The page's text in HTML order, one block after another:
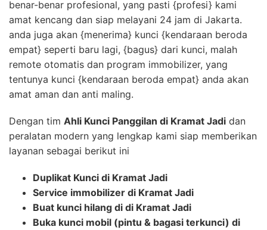
benar-benar profesional, yang pasti {profesi} kami
amat kencang dan siap melayani 24 jam di Jakarta.
anda juga akan {menerima} kunci {kendaraan beroda
empat} seperti baru lagi, {bagus} dari kunci, malah
remote otomatis dan program immobilizer, yang
tentunya kunci {kendaraan beroda empat} anda akan
amat aman dan anti maling.
Dengan tim Ahli Kunci Panggilan di Kramat Jadi dan
peralatan modern yang lengkap kami siap memberikan
layanan sebagai berikut ini
Duplikat Kunci di Kramat Jadi
Service immobilizer di Kramat Jadi
Buat kunci hilang di di Kramat Jadi
Buka kunci mobil (pintu & bagasi terkunci) di